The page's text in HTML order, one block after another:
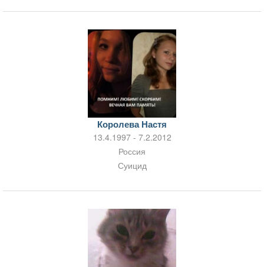
Королева Настя
13.4.1997 - 7.2.2012
Россия
Суицид